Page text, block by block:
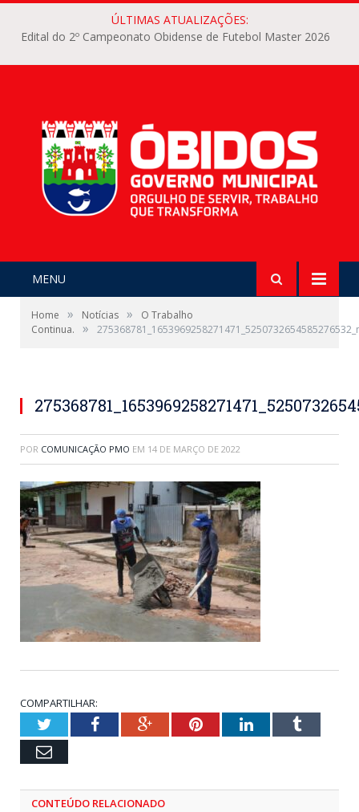
ÚLTIMAS ATUALIZAÇÕES:
Edital do 2º Campeonato Obidense de Futebol Master 2026
MENU
Home » Notícias »
O Trabalho
Continua.
»
POR COMUNICAÇÃO PMO EM 14 DE MARÇO DE 2022
COMPARTILHAR:
TwitterFacebookGoogle+PinterestLinkedInTumblr
Email
CONTEÚDO RELACIONADO